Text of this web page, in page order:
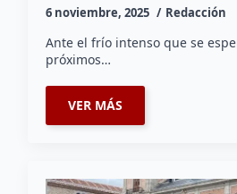
6 noviembre, 2025 Redacción
Ante el frío intenso que se
próximos…
VER MÁS